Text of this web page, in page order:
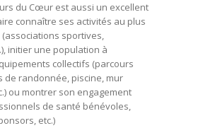
du Cœur est aussi un excellent
connaître ses activités au plus
sportives,
initier une population à
collectifs (parcours
de randonnée, piscine, mur
ou montrer son engagement
de santé bénévoles,
etc.)